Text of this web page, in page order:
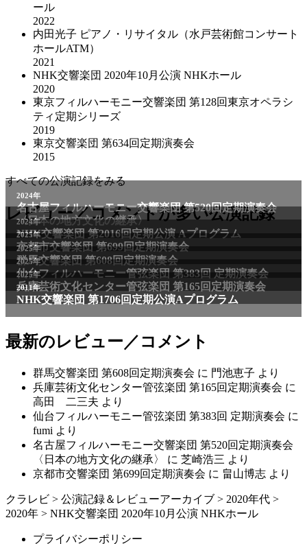
ール
2022
内田光子 ピアノ・リサイタル（水戸芸術館コンサート
ホールATM）
2021
NHK交響楽団 2020年10⽉公演 NHKホール
2020
東京フィルハーモニー交響楽団 第128回東京オペラシ
ティ定期シリーズ
2019
東京交響楽団 第634回定期演奏会
2015
すべての公演記録をみる
レビュー／コメントが多い公演記録
2024年
名古屋フィルハーモニー交響楽団 第520回定期演奏会
〈日本の地方文化の継承〉
2024年
NHK交響楽団 第2016回定期公演 Aプログラム
2025年
京都市交響楽団 第699回定期演奏会
2025年
群馬交響楽団 第608回定期演奏会
2025年
仙台フィルハーモニー管弦楽団 第383回 定期演奏会
2025年
兵庫芸術文化センター管弦楽団 第165回定期演奏会
2011年
NHK交響楽団 第1706回定期公演Aプログラム
最新のレビュー／コメント
群馬交響楽団 第608回定期演奏会 に 門池恵子 より
兵庫芸術文化センター管弦楽団 第165回定期演奏会 に
高田 二三夫 より
仙台フィルハーモニー管弦楽団 第383回 定期演奏会 に
fumi より
名古屋フィルハーモニー交響楽団 第520回定期演奏会
〈日本の地方文化の継承〉
に 芝崎浩三 より
京都市交響楽団 第699回定期演奏会 に 畠山博志 より
クラレビ > 公演記録＆レビューアーカイブ > 2020年代 >
2020年 > NHK交響楽団 2020年10⽉公演 NHKホール
プライバシーポリシー